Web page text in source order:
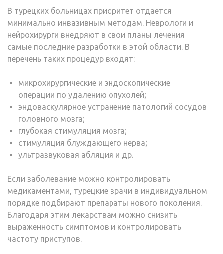
В турецких больницах приоритет отдается
минимально инвазивным методам. Неврологи и
нейрохирурги внедряют в свои планы лечения
самые последние разработки в этой области. В
перечень таких процедур входят:
микрохирургические и эндоскопические
операции по удалению опухолей;
эндоваскулярное устранение патологий сосудов
головного мозга;
глубокая стимуляция мозга;
стимуляция блуждающего нерва;
ультразвуковая абляция и др.
Если заболевание можно контролировать
медикаментами, турецкие врачи в индивидуальном
порядке подбирают препараты нового поколения.
Благодаря этим лекарствам можно снизить
выраженность симптомов и контролировать
частоту приступов.